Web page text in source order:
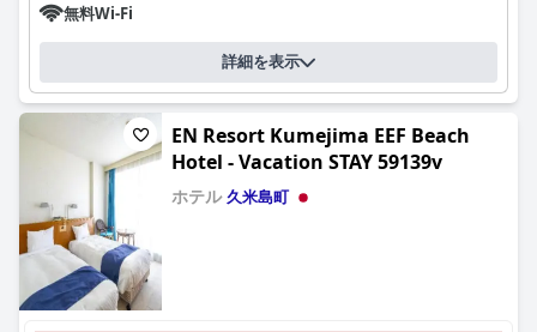
無料Wi-Fi
詳細を表示
EN Resort Kumejima EEF Beach
Hotel - Vacation STAY 59139v
ホテル久米島町